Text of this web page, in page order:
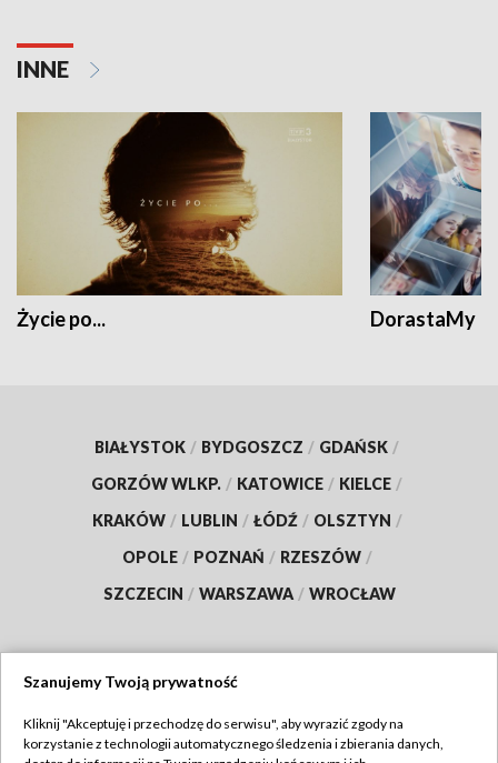
INNE
Życie po... DorastaMy
BIAŁYSTOK / BYDGOSZCZ / GDAŃSK /
GORZÓW WLKP. / KATOWICE / KIELCE /
KRAKÓW / LUBLIN / ŁÓDŹ / OLSZTYN /
OPOLE / POZNAŃ / RZESZÓW /
SZCZECIN / WARSZAWA / WROCŁAW
TVP
Szanujemy Twoją prywatność
Kliknij "Akceptuję i przechodzę do serwisu", aby wyrazić zgody na
korzystanie z technologii automatycznego śledzenia i zbierania danych,